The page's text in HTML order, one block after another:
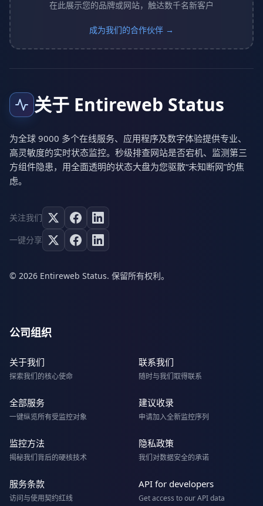
在此展示您的品牌或网站，触达数千名新客户
成为我们的合作伙伴 →
关于 Entireweb Status
为全球 9000 多个在线服务、应用程序及数字体验提供专业、
高灵敏度的实时状态监控。秒级排查网站是否宕机、监测第三
方组件隐患，用全面透明的状态大盘为您驱散“未知断网”的焦
虑。
关注我们
一键分享
© 2026 Entireweb Status. 保留所有权利。
公司组织
关于我们
探索我们的核心使命
联系我们
随时与我们取得联系
全部服务
一键纵览所有受监控对象
建议收录
申请加入全新监控序列
监控方法
揭秘我们背后的硬核技术
隐私政策
我们对数据安全的承诺
服务条款
访问与使用契约红线
API for developers
Get access to our API data